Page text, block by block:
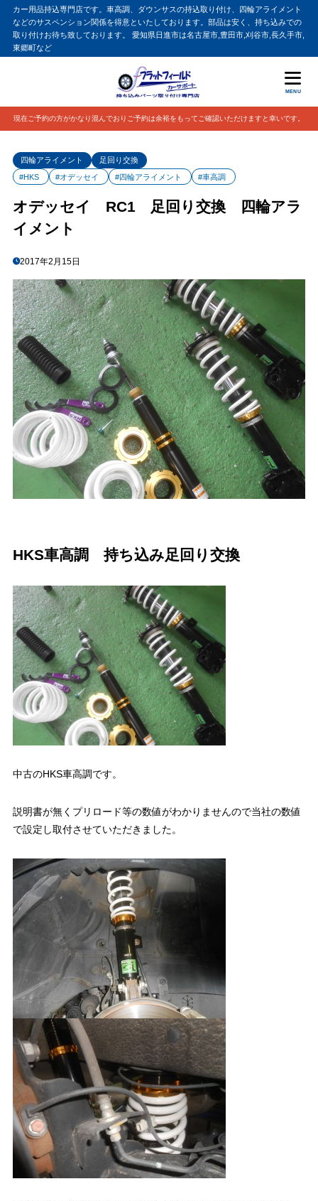
カー用品持込専門店です。車高調、ダウンサスの持込取り付け、四輪アライメント
などのサスペンション関係を得意といたしております。部品は安く、持ち込みでの
取り付けお待ち致しております。 愛知県日進市は名古屋市,豊田市,刈谷市,長久手市,
東郷町など
MENU
現在ご予約の方がかなり混んでおりご予約は余裕をもってご確認いただけますと幸いです。
四輪アライメント
足回り交換
#HKS
#オデッセイ #四輪アライメント #車高調
オデッセイ RC1 足回り交換 四輪アラ
イメント
2017年2月15日
HKS車高調 持ち込み足回り交換
中古のHKS車高調です。
説明書が無くプリロード等の数値がわかりませんので当社の数値
で設定し取付させていただきました。